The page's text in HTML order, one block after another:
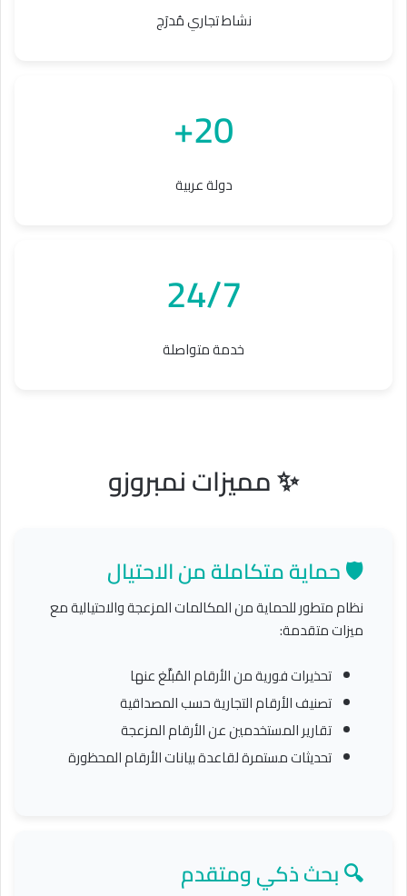
نشاط تجاري مُدرَج
20+
دولة عربية
24/7
خدمة متواصلة
✨ مميزات نمبروزو
🛡️ حماية متكاملة من الاحتيال
نظام متطور للحماية من المكالمات المزعجة والاحتيالية مع
ميزات متقدمة:
تحذيرات فورية من الأرقام المُبلَّغ عنها
تصنيف الأرقام التجارية حسب المصداقية
تقارير المستخدمين عن الأرقام المزعجة
تحديثات مستمرة لقاعدة بيانات الأرقام المحظورة
🔍 بحث ذكي ومتقدم